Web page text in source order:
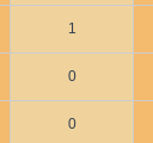
1
0
0